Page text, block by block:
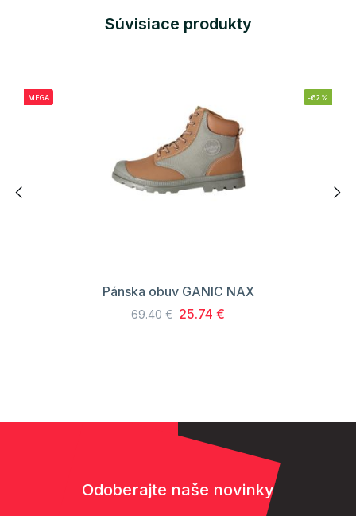
Súvisiace produkty
MEGA -62%
Pánska obuv GANIC NAX
69.40 € 25.74 €
Odoberajte naše novinky